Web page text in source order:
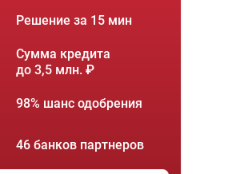
Решение за 15 мин
Сумма кредита
до 3,5 млн. ₽
98% шанс одобрения
46 банков партнеров